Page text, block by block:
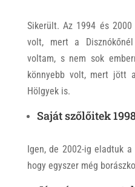
Sikerült. Az 1994 és
volt, mert a
voltam, s nem sok
könnyebb volt, mert jött
Hölgyek is.
Saját szőlőitek
Igen, de 2002-ig eladtuk
hogy egyszer még